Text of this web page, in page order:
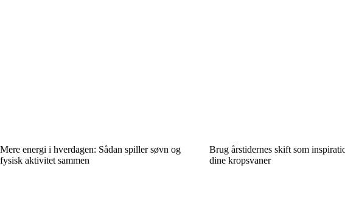
Mere energi i hverdagen: Sådan spiller søvn og
fysisk aktivitet sammen
Brug årstidernes skift som
dine kropsvaner